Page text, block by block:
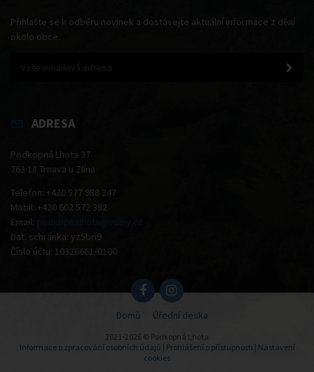
Přihlašte se k odběru novinek a dostávejte aktuální informace z dění
okolo obce.
ADRESA
Podkopná Lhota 37
763 18 Trnava u Zlína
Telefon: +420 577 988 247
Mobil: +420 602 572 382
Email: podkopnalhota@volny.cz
Dat. schránka: yz5bri9
Číslo účtu: 10326661/0100
Domů Úřední deska
2021-2026 © Podkopná Lhota
Informace o zpracování osobních údajů | Prohlášení o přístupnosti | Nastavení
cookies